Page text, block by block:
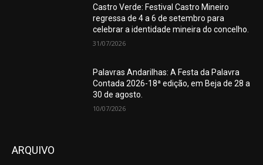
Castro Verde: Festival Castro Mineiro
regressa de 4 a 6 de setembro para
celebrar a identidade mineira do concelho.
31/07/2026
Palavras Andarilhas: A Festa da Palavra
Contada 2026-18ª edição, em Beja de 28 a
30 de agosto.
10/07/2026
ARQUIVO